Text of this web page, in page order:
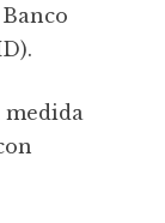
medida